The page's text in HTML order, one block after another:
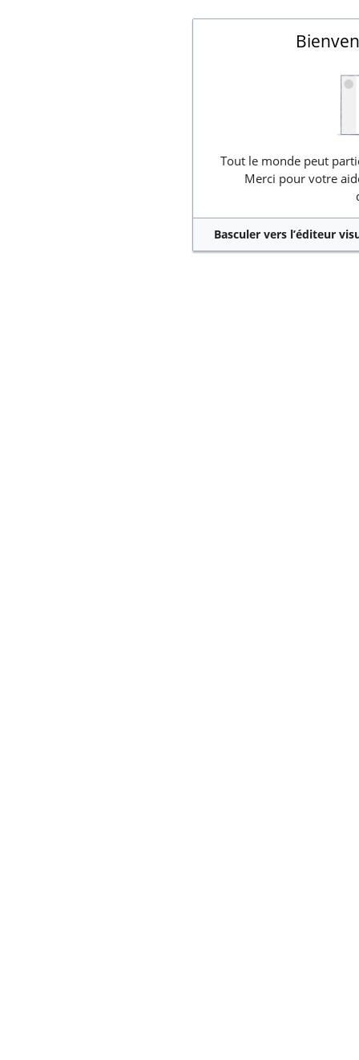
Tout le monde peut
Merci pour votre
Basculer vers l’éditeur